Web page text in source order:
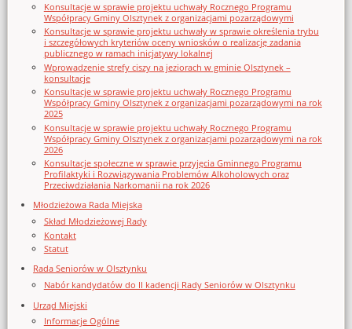
Konsultacje w sprawie projektu uchwały Rocznego Programu
Współpracy Gminy Olsztynek z organizacjami pozarządowymi
Konsultacje w sprawie projektu uchwały w sprawie określenia trybu
i szczegółowych kryteriów oceny wniosków o realizację zadania
publicznego w ramach inicjatywy lokalnej
Wprowadzenie strefy ciszy na jeziorach w gminie Olsztynek –
konsultacje
Konsultacje w sprawie projektu uchwały Rocznego Programu
Współpracy Gminy Olsztynek z organizacjami pozarządowymi na rok
2025
Konsultacje w sprawie projektu uchwały Rocznego Programu
Współpracy Gminy Olsztynek z organizacjami pozarządowymi na rok
2026
Konsultacje społeczne w sprawie przyjęcia Gminnego Programu
Profilaktyki i Rozwiązywania Problemów Alkoholowych oraz
Przeciwdziałania Narkomanii na rok 2026
Młodzieżowa Rada Miejska
Skład Młodzieżowej Rady
Kontakt
Statut
Rada Seniorów w Olsztynku
Nabór kandydatów do II kadencji Rady Seniorów w Olsztynku
Urząd Miejski
Informacje Ogólne